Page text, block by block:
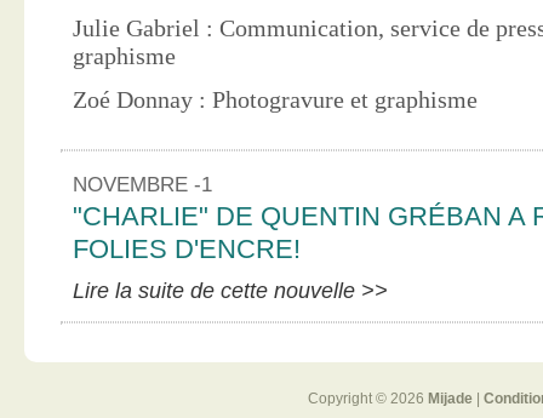
Julie Gabriel : Communication, service de
graphisme
Zoé Donnay : Photogravure et graphisme
NOVEMBRE -1
"CHARLIE" DE QUENTIN GRÉBAN A
FOLIES D'ENCRE!
Lire la suite de cette nouvelle >>
Copyright © 2026 Mijade|